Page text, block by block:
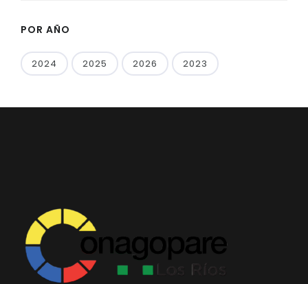
POR AÑO
2024 2025 2026 2023